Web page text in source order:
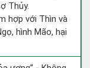
Thủy.
hợp với Thìn và
hình Mão, hại